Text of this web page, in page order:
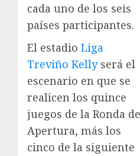
cada uno de los seis
países participantes.
El estadio Liga
Treviño Kellyserá el
escenario en que se
realicen los quince
juegos de la Ronda de
Apertura, más los
cinco de la siguiente